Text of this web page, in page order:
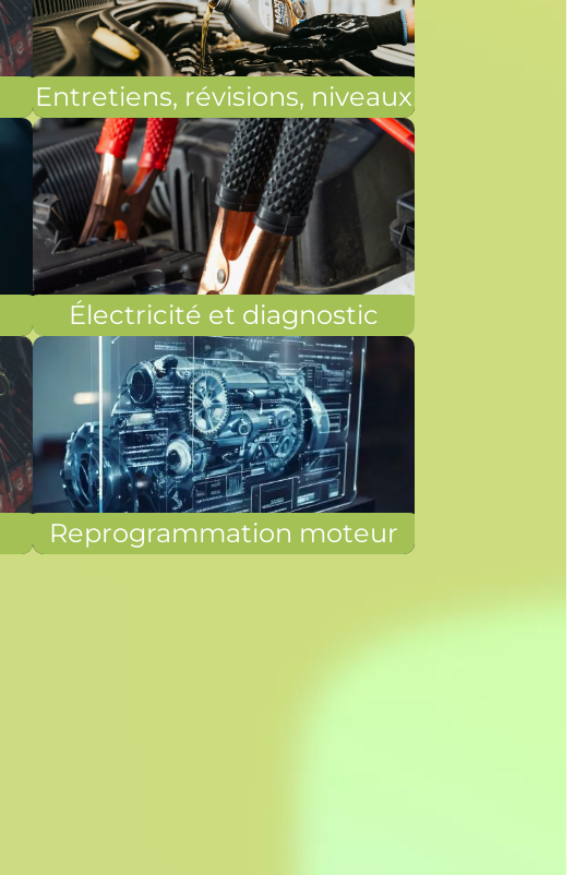
Entretiens, révisions, niveaux
Électricité et diagnostic
Reprogrammation moteur